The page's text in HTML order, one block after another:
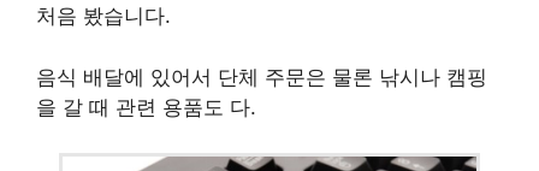
처음 봤습니다.
음식 배달에 있어서 단체 주문은 물론 낚시나 캠핑
을 갈 때 관련 용품도 다.